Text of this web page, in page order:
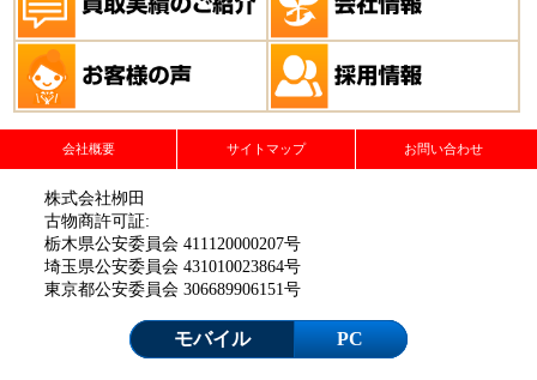
会社概要 サイトマップ お問い合わせ
株式会社栁田
古物商許可証:
栃木県公安委員会 411120000207号
埼玉県公安委員会 431010023864号
東京都公安委員会 306689906151号
モバイル PC